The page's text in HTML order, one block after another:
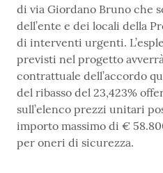
di via Giordano Bruno che
dell’ente e dei locali della
di interventi urgenti.
previsti nel progetto
contrattuale dell’accordo
del ribasso del 23,423%
sull’elenco prezzi unitari
importo massimo di €
per oneri di sicurezza.